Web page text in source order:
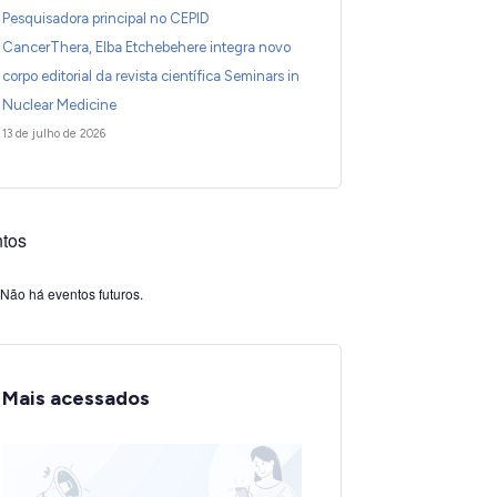
Pesquisadora principal no CEPID
CancerThera, Elba Etchebehere integra novo
corpo editorial da revista científica Seminars in
Nuclear Medicine
13 de julho de 2026
Não há eventos futuros.
Mais acessados